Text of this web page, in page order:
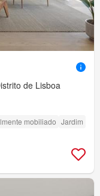
de Lisboa
mobiliado Jardim